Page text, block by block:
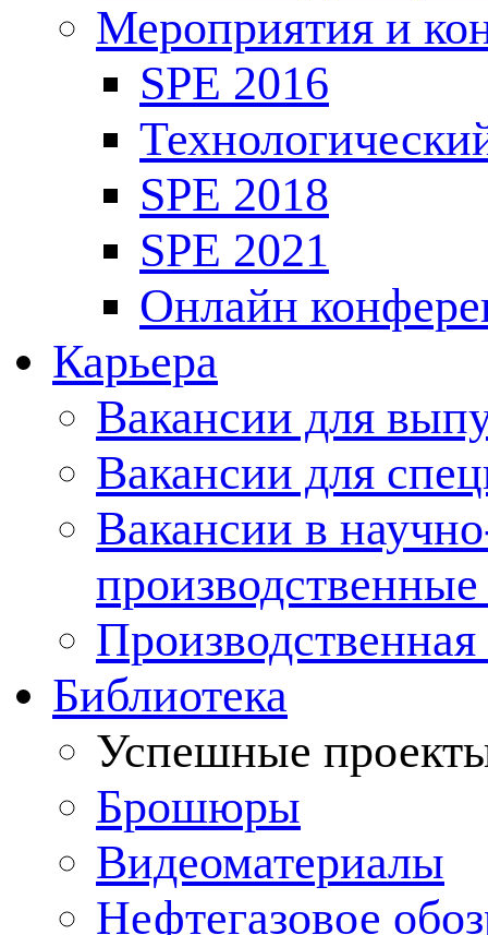
Мероприятия и
SPE 2016
SPE 2018
SPE 2021
Онлайн
Карьера
Вакансии для
Вакансии для
Вакансии в
Производственная
Библиотека
Успешные
Брошюры
Видеоматериалы
Нефтегазовое